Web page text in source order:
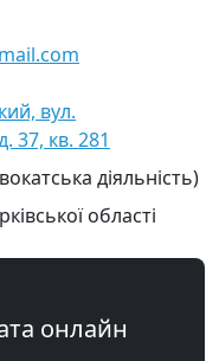
вул.
37, кв. 281
діяльність)
області
онлайн